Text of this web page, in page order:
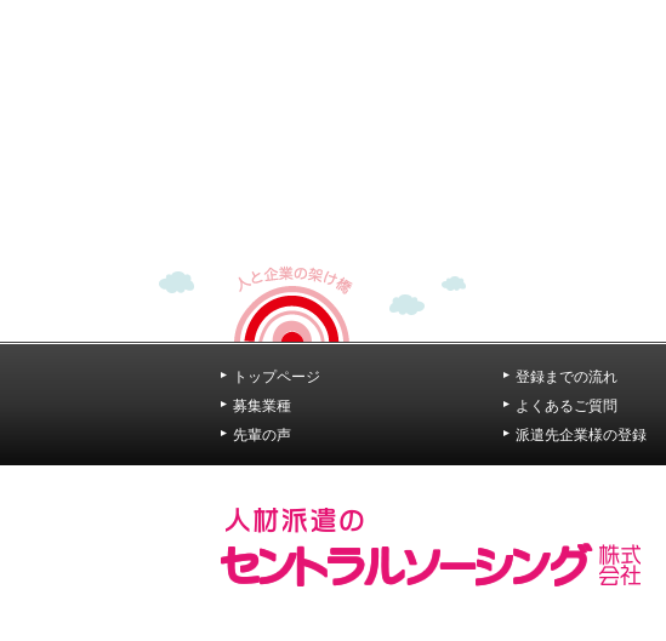
トップページ 登録までの流れ
募集業種
よくあるご質問
先輩の声
派遣先企業様の登録